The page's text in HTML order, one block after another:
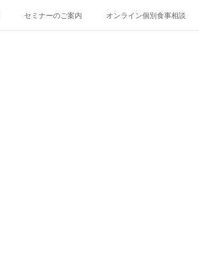
セミナーのご案内 オンライン個別食事相談